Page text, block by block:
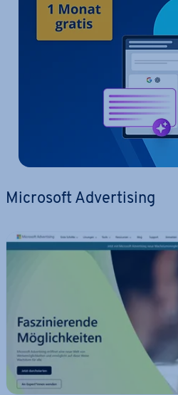
Microsoft Ad­ver­ti­sing